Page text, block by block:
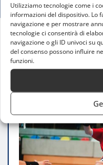
Utilizziamo tecnologie come i
informazioni del dispositivo. Lo
navigazione e per mostrare
tecnologie ci consentirà di
navigazione o gli ID univoci su
del consenso possono influire
funzioni.
Home
Sport al chiuso per
muoversi in città